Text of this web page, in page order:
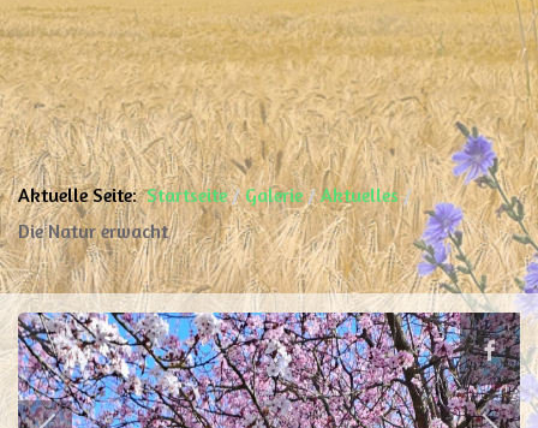
Aktuelle Seite:Startseite Galerie
Aktuelles
Die Natur erwacht